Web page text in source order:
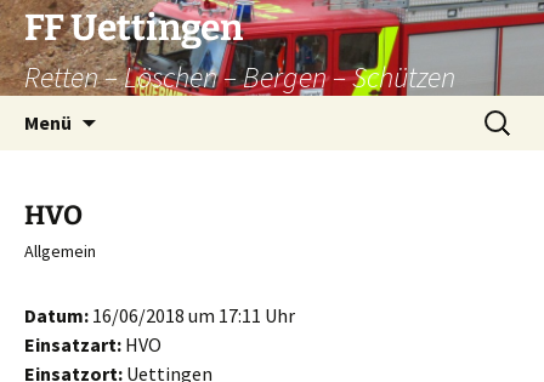
Zum
Inhalt
springen
FF Uettingen
Retten – Löschen – Bergen – Schützen
Menü
Suchen
nach:
HVO
Allgemein
Datum: 16/06/2018 um 17:11 Uhr
Einsatzart: HVO
Einsatzort: Uettingen